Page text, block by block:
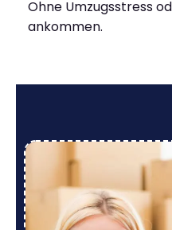
Ohne Umzugsstress
ankommen.